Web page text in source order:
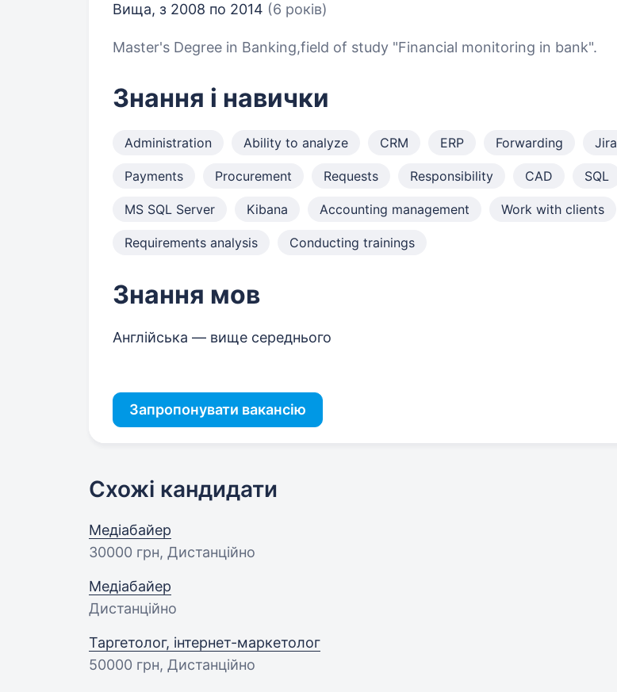
Вища, з 2008 по 2014 (6 років)
Master's Degree in Banking,field of study "Financial monitoring in bank"​.
Знання і навички
Administration Ability to analyze CRM ERP Forwarding Jira
Payments Procurement Requests Responsibility CAD SQL
MS SQL Server Kibana Accounting management Work with clients
Requirements analysis Conducting trainings
Знання мов
Англійська — вище середнього
Запропонувати вакансію
Схожі кандидати
Медіабайер
30000 грн, Дистанційно
Медіабайер
Дистанційно
Таргетолог, інтернет-маркетолог
50000 грн, Дистанційно